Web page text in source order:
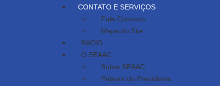
CONTATO E SERVIÇOS
Fale Conosco
Mapa do Site
INÍCIO
O SEAAC
Sobre SEAAC
Palavra do Presidente